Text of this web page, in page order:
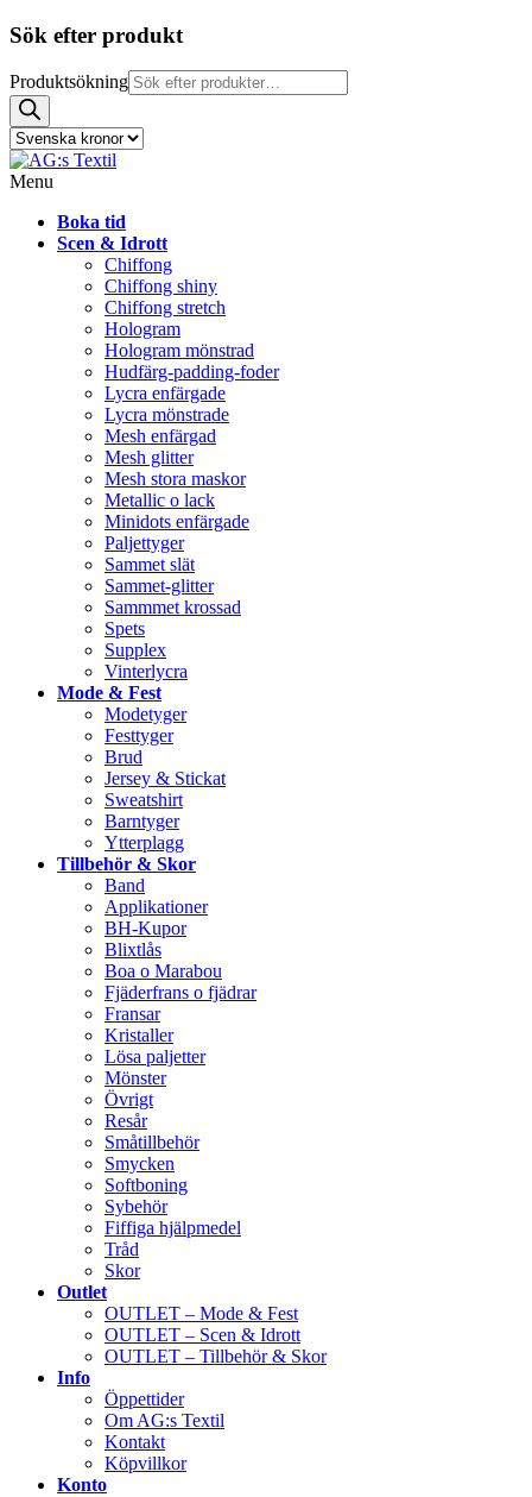
Sök efter produkt
Produktsökning
Menu
Boka tid
Scen & Idrott
Chiffong
Chiffong shiny
Chiffong stretch
Hologram
Hologram mönstrad
Hudfärg-padding-foder
Lycra enfärgade
Lycra mönstrade
Mesh enfärgad
Mesh glitter
Mesh stora maskor
Metallic o lack
Minidots enfärgade
Paljettyger
Sammet slät
Sammet-glitter
Sammmet krossad
Spets
Supplex
Vinterlycra
Mode & Fest
Modetyger
Festtyger
Brud
Jersey & Stickat
Sweatshirt
Barntyger
Ytterplagg
Tillbehör & Skor
Band
Applikationer
BH-Kupor
Blixtlås
Boa o Marabou
Fjäderfrans o fjädrar
Fransar
Kristaller
Lösa paljetter
Mönster
Övrigt
Resår
Småtillbehör
Smycken
Softboning
Sybehör
Fiffiga hjälpmedel
Tråd
Skor
Outlet
OUTLET – Mode & Fest
OUTLET – Scen & Idrott
OUTLET – Tillbehör & Skor
Info
Öppettider
Om AG:s Textil
Kontakt
Köpvillkor
Konto